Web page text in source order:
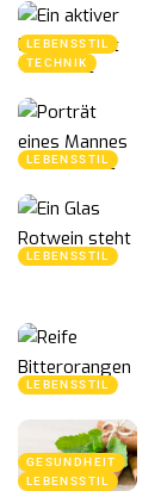
LEBENSSTIL
TECHNIK
LEBENSSTIL
LEBENSSTIL
LEBENSSTIL
GESUNDHEIT
LEBENSSTIL